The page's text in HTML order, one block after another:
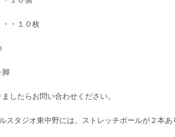
・・１０枚
脚
したらお問い合わせください。
スタジオ東中野には、ストレッチポールが２本あ